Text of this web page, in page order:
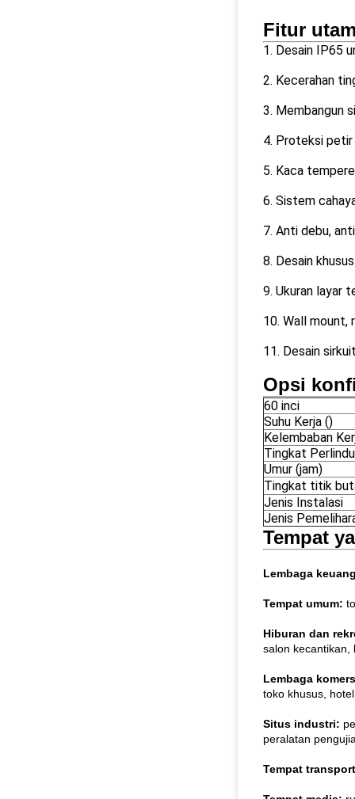
Fitur
1. Desain IP65
2. Kecerahan
3. Membangun
4. Proteksi petir
5. Kaca
6. Sistem
7. Anti debu,
8. Desain
9. Ukuran layar
10. Wall mount,
11. Desain
Opsi
60 inci
Suhu Kerja ()
Kelembaban
Tingkat
Umur (jam)
Tingkat titik
Jenis Instalasi
Jenis
Tempat
Lembaga
Tempat umum:
Hiburan dan
salon kecantikan,
Lembaga
toko khusus,
Situs industri:
peralatan
Tempat